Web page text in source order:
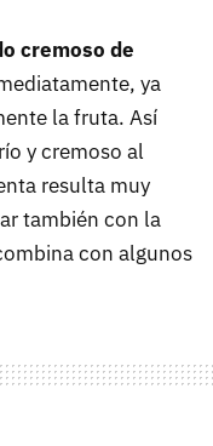
cremoso de
ya
la fruta. Así
y cremoso al
resulta muy
también con la
con algunos